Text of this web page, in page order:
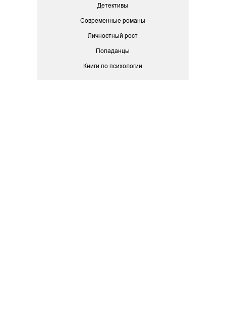
Детективы
Современные романы
Личностный рост
Попаданцы
Книги по психологии